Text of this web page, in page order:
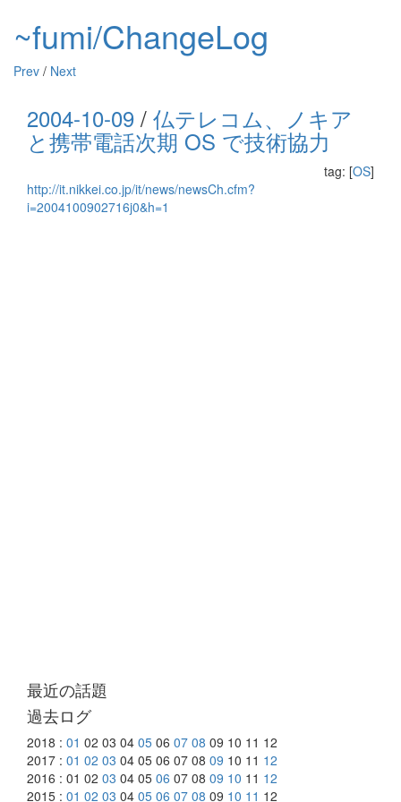
~fumi/ChangeLog
Prev / Next
2004-10-09 / 仏テレコム、ノキア
と携帯電話次期 OS で技術協力
tag: [OS]
http://it.nikkei.co.jp/it/news/newsCh.cfm?
i=2004100902716j0&h=1
最近の話題
過去ログ
2018 : 01 02 03 04 05 06 07 08 09 10 11 12
2017 : 01 02 03 04 05 06 07 08 09 10 11 12
2016 : 01 02 03 04 05 06 07 08 09 10 11 12
2015 : 01 02 03 04 05 06 07 08 09 10 11 12